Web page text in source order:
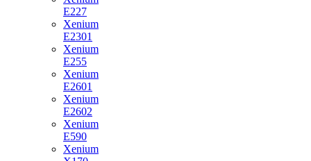
E227
Xenium
E2301
Xenium
E255
Xenium
E2601
Xenium
E2602
Xenium
E590
Xenium